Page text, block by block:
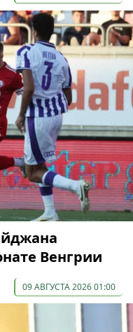
Венгрии
09 АВГУСТА 2026 01:00